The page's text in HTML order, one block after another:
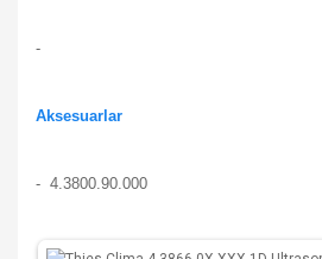
-
Aksesuarlar
- 4.3800.90.000